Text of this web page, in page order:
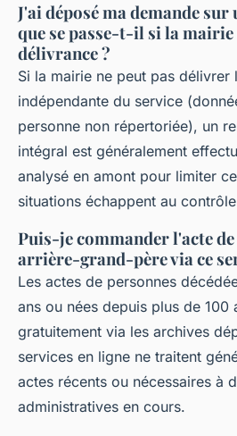
J'ai déposé ma demande
que se passe-t-il si la
délivrance ?
Si la mairie ne peut pas délivrer
indépendante du service
personne non répertoriée), un
intégral est généralement
analysé en amont pour limiter
situations échappent au
Puis-je commander l'acte
arrière-grand-père via ce
Les actes de personnes
ans ou nées depuis plus de 100
gratuitement via les archives
services en ligne ne traitent
actes récents ou nécessaires à
administratives en cours.